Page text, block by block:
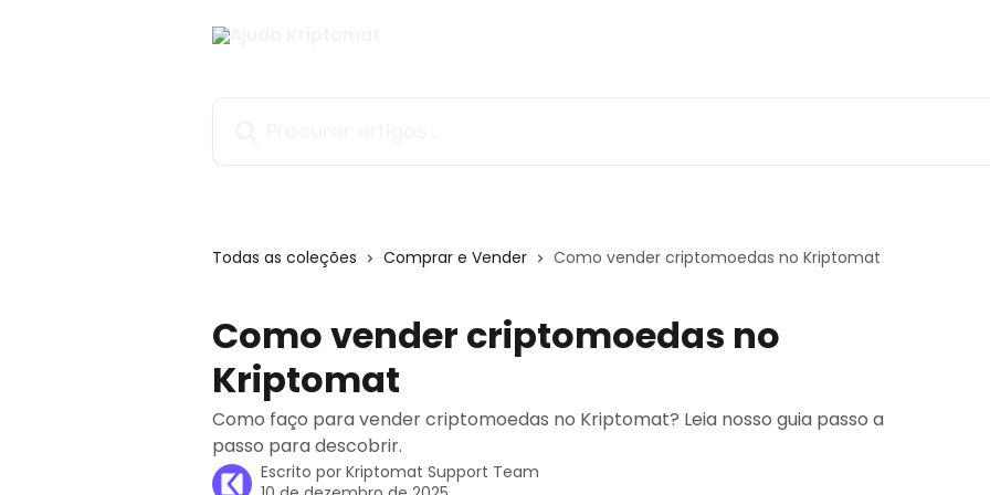
Todas as coleções Comprar e Vender Como vender criptomoedas no Kriptomat
Como vender criptomoedas no
Kriptomat
Como faço para vender criptomoedas no Kriptomat? Leia nosso guia passo a
passo para descobrir.
Escrito por Kriptomat Support Team